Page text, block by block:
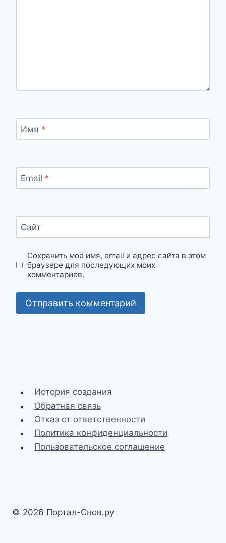
Имя *
Email *
Сайт
Сохранить моё имя, email и адрес сайта в этом
браузере для последующих моих
комментариев.
История создания
Обратная связь
Отказ от ответственности
Политика конфиденциальности
Пользовательское соглашение
© 2026 Портал-Снов.ру